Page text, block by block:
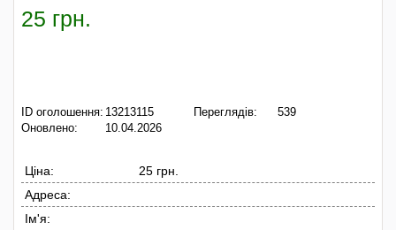
25 грн.
ID оголошення: 13213115
Оновлено:
10.04.2026
Переглядів: 539
Ціна:
25 грн.
Адреса:
Ім'я: